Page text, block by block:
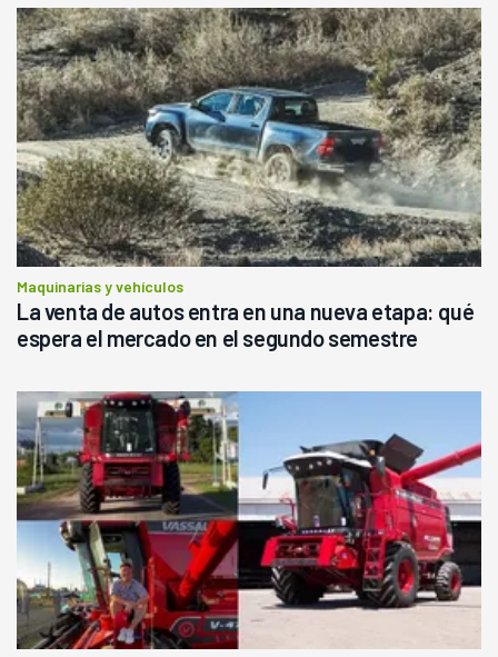
Maquinarias y vehículos
La venta de autos entra en una nueva etapa: qué
espera el mercado en el segundo semestre